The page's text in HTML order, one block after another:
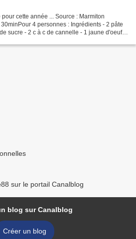
cette année ... Source : Marmiton
4 personnes : Ingrédients - 2 pâte
sucre - 2 c à c de cannelle - 1 jaune d'oeuf -
sur le portail Canalblog
blog sur Canalblog
Créer un blog